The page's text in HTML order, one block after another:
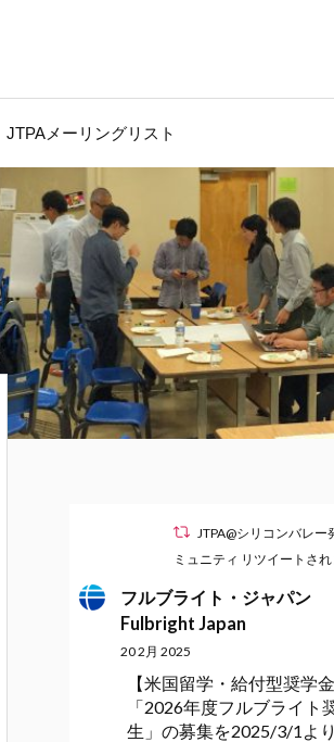
JTPAメーリングリスト
JTPA@シリコンバレー
ミュニティ リツイートさ
フルブライト・ジャパン
Fulbright Japan
20 2月 2025
【米国留学・給付型奨学金
「2026年度フルブライト
生」の募集を2025/3/1よ